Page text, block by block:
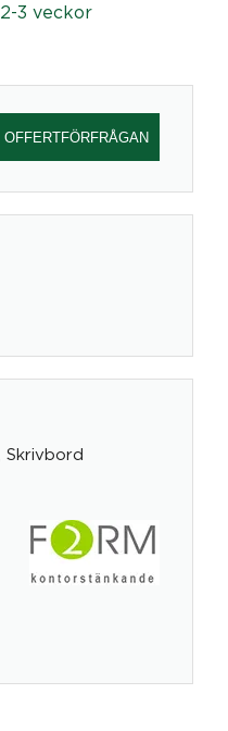
2-3 veckor
OFFERTFÖRFRÅGAN
Skrivbord